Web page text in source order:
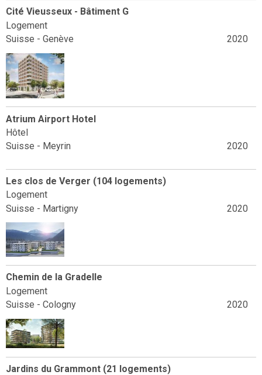
Cité Vieusseux - Bâtiment G
Logement
2020
Suisse - Genève
Atrium Airport Hotel
Hôtel
2020
Suisse - Meyrin
Les clos de Verger (104 logements)
Logement
2020
Suisse - Martigny
Chemin de la Gradelle
Logement
2020
Suisse - Cologny
Jardins du Grammont (21 logements)